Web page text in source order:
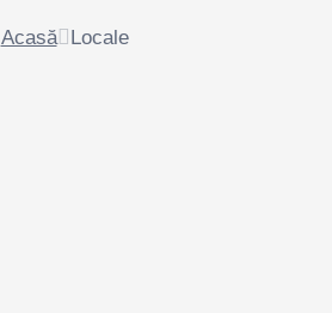
Acasă Locale